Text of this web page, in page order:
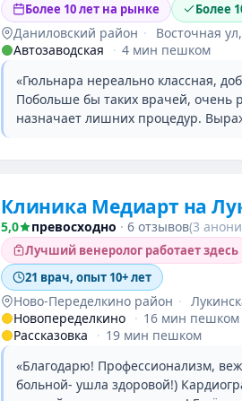
Более 10 лет на рынке
Более
Даниловский район ·
Восточная
Автозаводская
· 4 мин пешком
«Гюльнара нереально классная,
Побольше бы таких врачей, очень
назначает лишних процедур.
Клиника Медиарт на
5,0 превосходно · 6 отзывов(3
Лучший венеролог работает здесь
21 врач, опыт 10+ лет
Ново-Переделкино район ·
Новопеределкино · 16 мин пешком
Рассказовка
· 19 мин пешком
«Благодарю! Профессионализм,
больной- ушла здоровой!)